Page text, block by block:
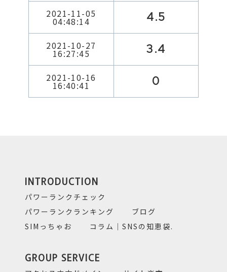
2021-11-05
04:48:14 4.5
2021-10-27
16:27:45 3.4
2021-10-16
16:40:41 0
INTRODUCTION
パワーランクチェック
パワーランクランキング
ブログ
SIMっちゃお
コラム｜SNSの知恵袋.
GROUP SERVICE